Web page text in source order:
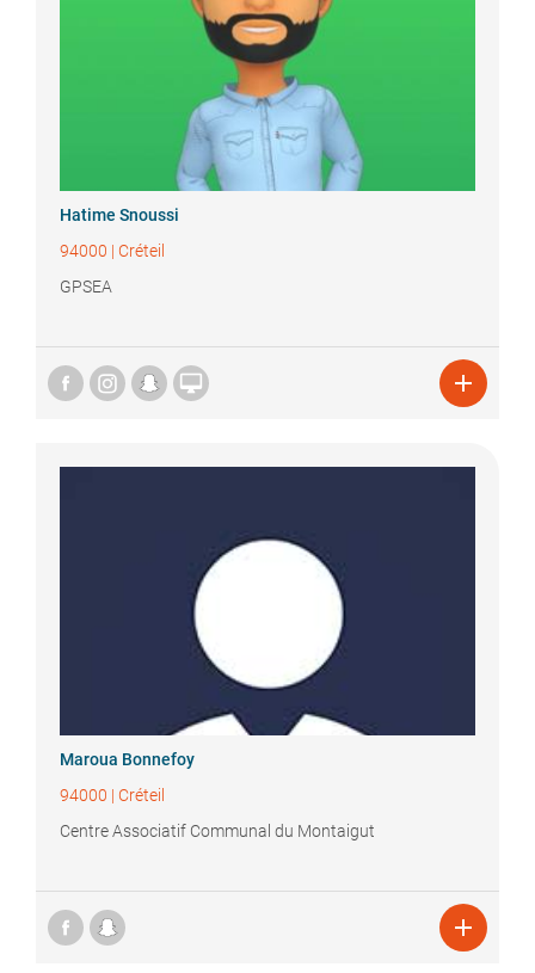
Hatime Snoussi
94000 | Créteil
GPSEA
 
Maroua Bonnefoy
94000 | Créteil
Centre Associatif Communal du Montaigut
